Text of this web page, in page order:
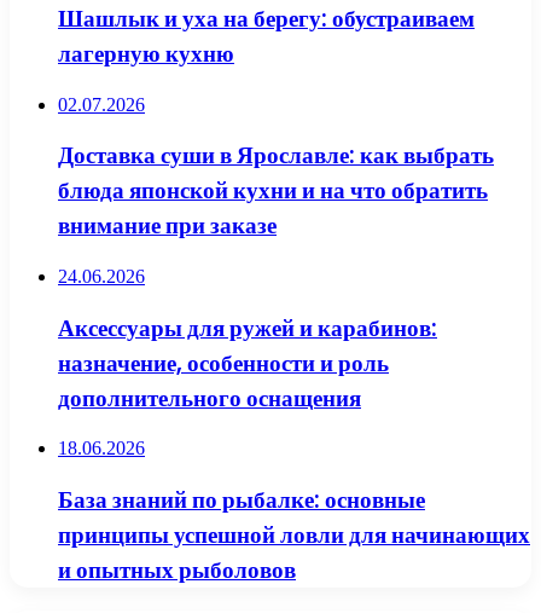
Шашлык и уха на берегу: обустраиваем
лагерную кухню
02.07.2026
Доставка суши в Ярославле: как выбрать
блюда японской кухни и на что обратить
внимание при заказе
24.06.2026
Аксессуары для ружей и карабинов:
назначение, особенности и роль
дополнительного оснащения
18.06.2026
База знаний по рыбалке: основные
принципы успешной ловли для начинающих
и опытных рыболовов